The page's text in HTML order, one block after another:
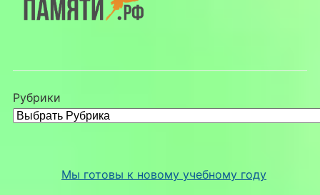
Рубрики
Мы готовы к новому учебному году